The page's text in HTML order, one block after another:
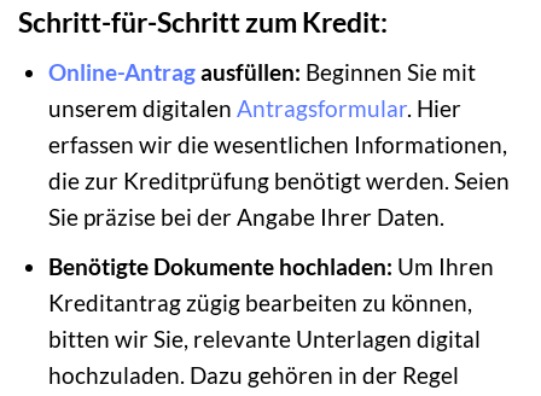
Schritt-für-Schritt zum Kredit:
Online-Antragausfüllen: Beginnen Sie mit
unserem digitalen Antragsformular. Hier
erfassen wir die wesentlichen Informationen,
die zur Kreditprüfung benötigt werden. Seien
Sie präzise bei der Angabe Ihrer Daten.
Benötigte Dokumente hochladen: Um Ihren
Kreditantrag zügig bearbeiten zu können,
bitten wir Sie, relevante Unterlagen digital
hochzuladen. Dazu gehören in der Regel